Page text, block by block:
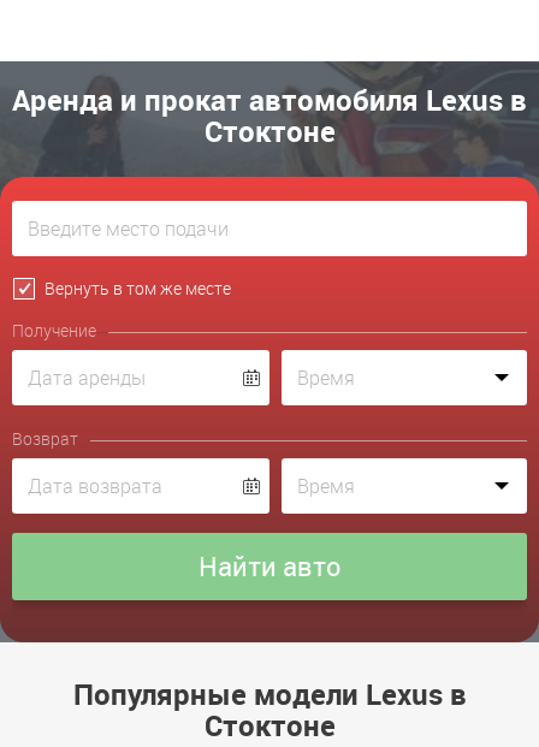
Аренда и прокат автомобиля Lexus в
Стоктоне
Вернуть в том же месте
Получение
Возврат
Популярные модели Lexus в
Стоктоне